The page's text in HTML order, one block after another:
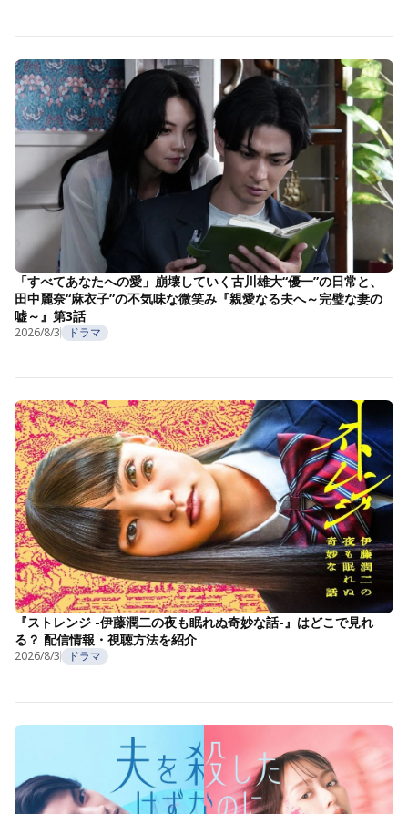
「すべてあなたへの愛」崩壊していく古川雄大“優一”の日常と、
田中麗奈“麻衣子”の不気味な微笑み『親愛なる夫へ～完璧な妻の
嘘～』第3話
2026/8/3 ドラマ
『ストレンジ -伊藤潤二の夜も眠れぬ奇妙な話-』はどこで見れ
る？ 配信情報・視聴方法を紹介
2026/8/3 ドラマ